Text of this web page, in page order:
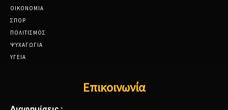
ΟΙΚΟΝΟΜΙΑ
ΣΠΟΡ
ΠΟΛΙΤΙΣΜΟΣ
ΨΥΧΑΓΩΓΙΑ
ΥΓΕΙΑ
Επικοινωνία